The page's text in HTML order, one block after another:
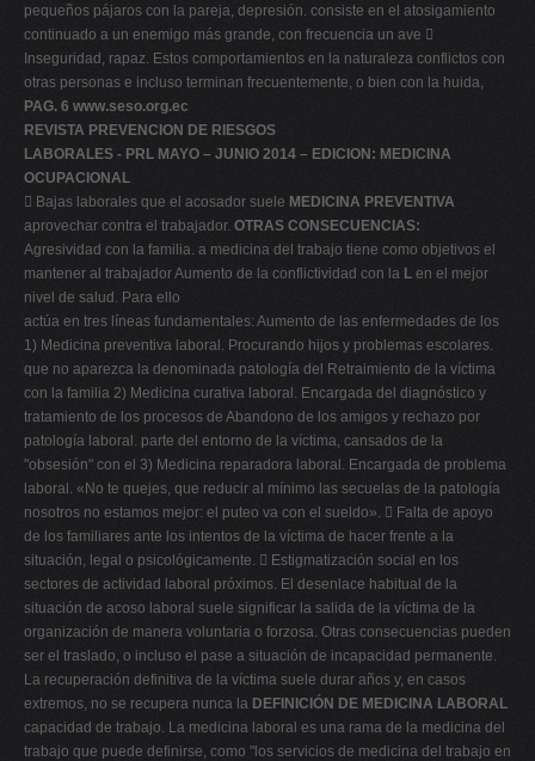
pequeños pájaros con la pareja, depresión. consiste en el atosigamiento
continuado a un enemigo más grande, con frecuencia un ave 
Inseguridad, rapaz. Estos comportamientos en la naturaleza conflictos con
otras personas e incluso terminan frecuentemente, o bien con la huida,
PAG. 6 www.seso.org.ec
REVISTA PREVENCION DE RIESGOS
LABORALES - PRL MAYO – JUNIO 2014 – EDICION: MEDICINA
OCUPACIONAL
 Bajas laborales que el acosador suele MEDICINA PREVENTIVA
aprovechar contra el trabajador. OTRAS CONSECUENCIAS:
Agresividad con la familia. a medicina del trabajo tiene como objetivos el
mantener al trabajador Aumento de la conflictividad con la L en el mejor
nivel de salud. Para ello
actúa en tres líneas fundamentales: Aumento de las enfermedades de los
1) Medicina preventiva laboral. Procurando hijos y problemas escolares.
que no aparezca la denominada patología del Retraimiento de la víctima
con la familia 2) Medicina curativa laboral. Encargada del diagnóstico y
tratamiento de los procesos de Abandono de los amigos y rechazo por
patología laboral. parte del entorno de la víctima, cansados de la
"obsesión" con el 3) Medicina reparadora laboral. Encargada de problema
laboral. «No te quejes, que reducir al mínimo las secuelas de la patología
nosotros no estamos mejor: el puteo va con el sueldo».  Falta de apoyo
de los familiares ante los intentos de la víctima de hacer frente a la
situación, legal o psicológicamente.  Estigmatización social en los
sectores de actividad laboral próximos. El desenlace habitual de la
situación de acoso laboral suele significar la salida de la víctima de la
organización de manera voluntaria o forzosa. Otras consecuencias pueden
ser el traslado, o incluso el pase a situación de incapacidad permanente.
La recuperación definitiva de la víctima suele durar años y, en casos
extremos, no se recupera nunca la DEFINICIÓN DE MEDICINA LABORAL
capacidad de trabajo. La medicina laboral es una rama de la medicina del
trabajo que puede definirse, como "los servicios de medicina del trabajo en